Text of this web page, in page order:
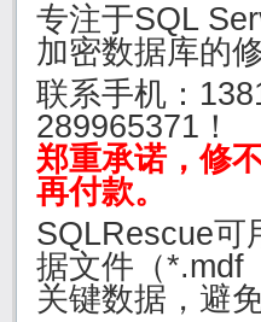
专注于SQL
加密数据库的修
联系手机：
289965371！
郑重承诺，修
再付款。
SQLRescue可
据文件（*.mdf
关键数据，避